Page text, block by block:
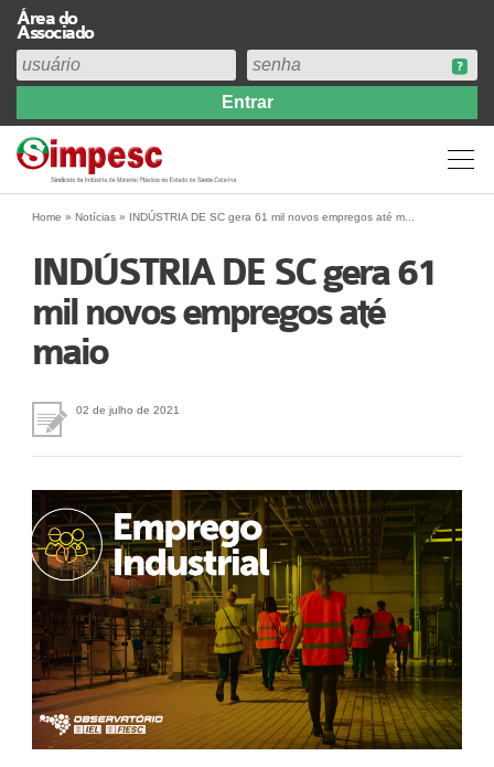
Área do
Associado
Institucional
Perfil
Diretoria
Abrangência
Contribuição Sindical 2026
Central de Comunicação
Links
Fale Conosco
NOSSAS ASSOCIADAS
SEJA UM ASSOCIADO
VAGAS
Home » Notícias » INDÚSTRIA DE SC gera 61 mil novos empregos até m...
INDÚSTRIA DE SC gera 61
mil novos empregos até
maio
02 de julho de 2021